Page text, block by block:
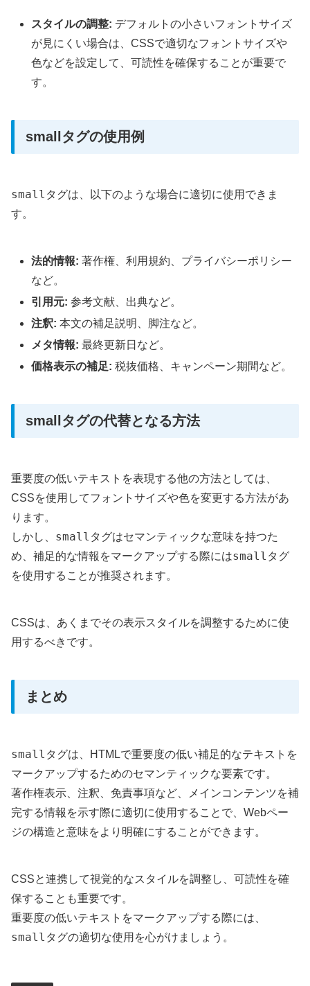
スタイルの調整: デフォルトの小さいフォントサイズ
が見にくい場合は、CSSで適切なフォントサイズや
色などを設定して、可読性を確保することが重要で
す。
smallタグの使用例
small タグは、以下のような場合に適切に使用できま
す。
法的情報: 著作権、利用規約、プライバシーポリシー
など。
引用元: 参考文献、出典など。
注釈: 本文の補足説明、脚注など。
メタ情報: 最終更新日など。
価格表示の補足: 税抜価格、キャンペーン期間など。
smallタグの代替となる方法
重要度の低いテキストを表現する他の方法としては、
CSSを使用してフォントサイズや色を変更する方法があ
ります。
しかし、 small タグはセマンティックな意味を持つた
め、補足的な情報をマークアップする際にはsmall タグ
を使用することが推奨されます。
CSSは、あくまでその表示スタイルを調整するために使
用するべきです。
まとめ
small タグは、HTMLで重要度の低い補足的なテキストを
マークアップするためのセマンティックな要素です。
著作権表示、注釈、免責事項など、メインコンテンツを補
完する情報を示す際に適切に使用することで、Webペー
ジの構造と意味をより明確にすることができます。
CSSと連携して視覚的なスタイルを調整し、可読性を確
保することも重要です。
重要度の低いテキストをマークアップする際には、
small タグの適切な使用を心がけましょう。